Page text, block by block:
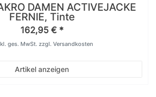
DAMEN ACTIVEJACKE
FERNIE, Tinte
162,95 € *
Artikel anzeigen
ges. MwSt. zzgl. Versandkosten